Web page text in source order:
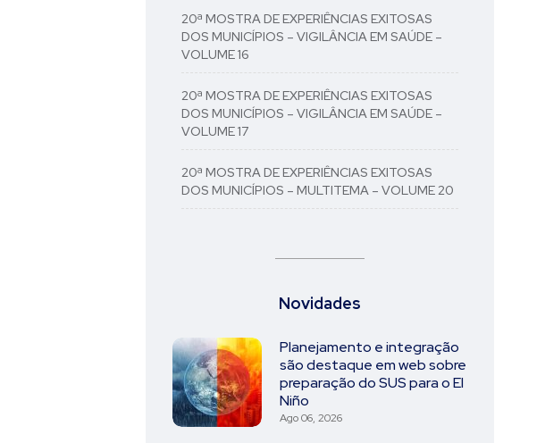
20ª MOSTRA DE EXPERIÊNCIAS EXITOSAS
DOS MUNICÍPIOS – VIGILÂNCIA EM SAÚDE –
VOLUME 16
20ª MOSTRA DE EXPERIÊNCIAS EXITOSAS
DOS MUNICÍPIOS – VIGILÂNCIA EM SAÚDE –
VOLUME 17
20ª MOSTRA DE EXPERIÊNCIAS EXITOSAS
DOS MUNICÍPIOS – MULTITEMA – VOLUME 20
Novidades
Planejamento e integração
são destaque em web sobre
preparação do SUS para o El
Niño
Ago 06, 2026